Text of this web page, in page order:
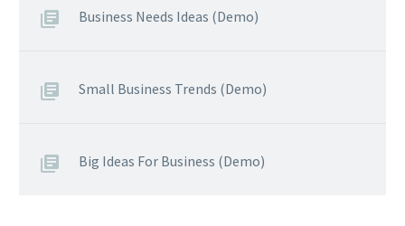
Business Needs Ideas (Demo)
Small Business Trends (Demo)
Big Ideas For Business (Demo)